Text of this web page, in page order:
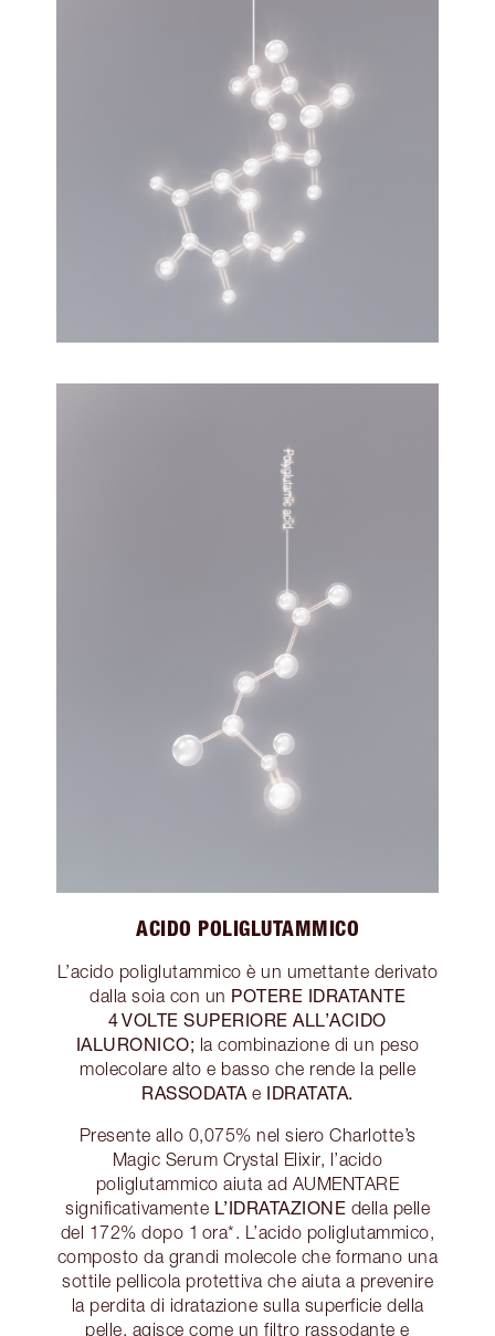
ACIDO POLIGLUTAMMICO
L’acido poliglutammico è un umettante derivato
dalla soia con un POTERE IDRATANTE
4 VOLTE SUPERIORE ALL’ACIDO
IALURONICO; la combinazione di un peso
molecolare alto e basso che rende la pelle
RASSODATA e IDRATATA.
Presente allo 0,075% nel siero Charlotte’s
Magic Serum Crystal Elixir, l’acido
poliglutammico aiuta ad AUMENTARE
significativamente L’IDRATAZIONE della pelle
del 172% dopo 1 ora*. L’acido poliglutammico,
composto da grandi molecole che formano una
sottile pellicola protettiva che aiuta a prevenire
la perdita di idratazione sulla superficie della
pelle, agisce come un filtro rassodante e